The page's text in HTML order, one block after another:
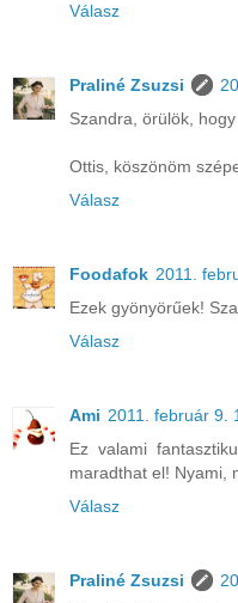
Válasz
Praliné Zsuzsi
Szandra, örülök,
Ottis, köszönöm
Válasz
Foodafok 2011.
Ezek gyönyörűek!
Válasz
Ami 2011. február 9.
Ez valami
maradthat el! Nyami,
Válasz
Praliné Zsuzsi